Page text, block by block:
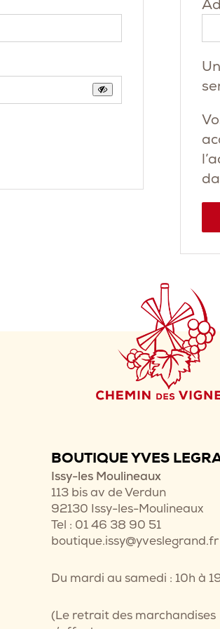
BOUTIQUE YVES
Issy-les Moulineaux
113 bis av de Verdun
92130 Issy-les-Moulineaux
Tel : 01 46 38 90 51
boutique.issy@yveslegrand.fr
Du mardi au samedi : 10h à
(Le retrait des marchandises